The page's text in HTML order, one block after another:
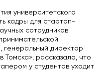
университетского
кадры для стартап-
сотрудников
, генеральный директор
Томска», рассказала, что
у студентов уходит